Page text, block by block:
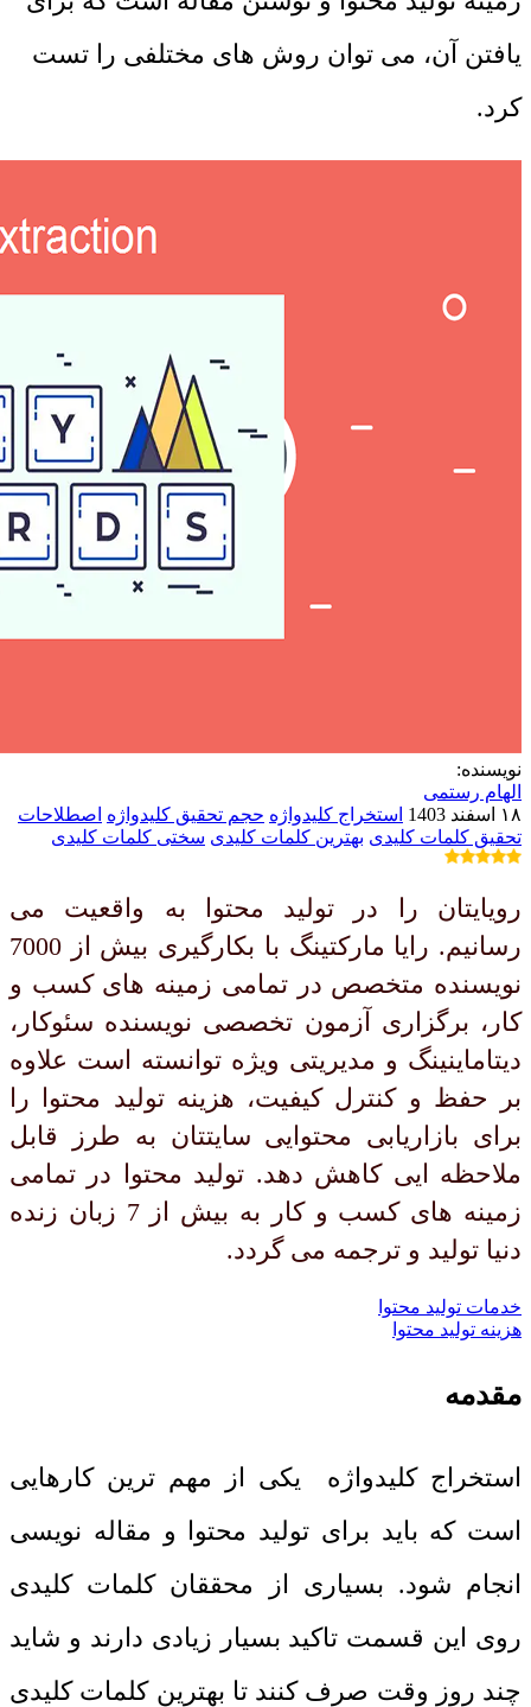
یافتن آن، می توان روش های مختلفی را تست
کرد.
نویسنده:
الهام رستمی
۱۸ اسفند 1403
استخراج کلیدواژه حجم تحقیق کلیدواژه اصطلاحات
تحقیق کلمات کلیدی بهترین کلمات کلیدی سختی کلمات کلیدی
رویایتان را در تولید محتوا به واقعیت می
رسانیم. رایا مارکتینگ با بکارگیری بیش از 7000
نویسنده متخصص در تمامی زمینه های کسب و
کار، برگزاری آزمون تخصصی نویسنده سئوکار،
دیتاماینینگ و مدیریتی ویژه توانسته است علاوه
بر حفظ و کنترل کیفیت، هزینه تولید محتوا را
برای بازاریابی محتوایی سایتتان به طرز قابل
ملاحظه ایی کاهش دهد. تولید محتوا در تمامی
زمینه های کسب و کار به بیش از 7 زبان زنده
دنیا تولید و ترجمه می گردد.
خدمات تولید محتوا
هزینه تولید محتوا
مقدمه
استخراج کلیدواژه یکی از مهم ترین کارهایی
است که باید برای تولید محتوا و مقاله نویسی
انجام شود. بسیاری از محققان کلمات کلیدی
روی این قسمت تاکید بسیار زیادی دارند و شاید
چند روز وقت صرف کنند تا بهترین کلمات کلیدی